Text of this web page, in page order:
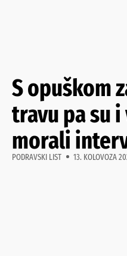
S opuškom
travu pa su
morali
PODRAVSKI LIST 13. KOLOVOZA